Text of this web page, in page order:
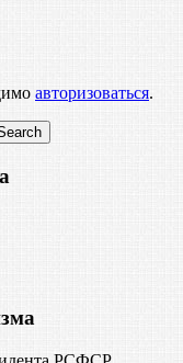
авторизоваться.